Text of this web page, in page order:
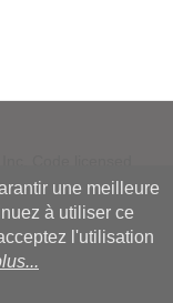
.
une meilleure
à utiliser ce
l'utilisation